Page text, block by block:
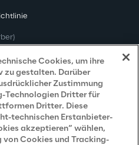
Cookies, um ihre
zu gestalten. Darüber
Zustimmung
Technologien Dritter für
Dritter. Diese
technischen Erstanbieter-
akzeptieren“ wählen,
von Cookies und Tracking-